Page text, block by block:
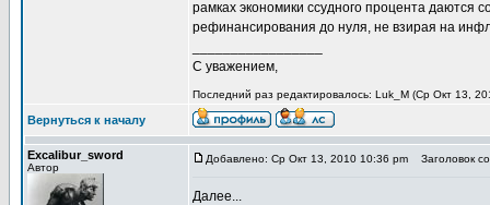
рамках экономики ссудного процента даются
рефинансирования до нуля, не взирая на
С уважением,
Последний раз редактировалось: Luk_M (Ср Окт 13,
Вернуться к началу
Excalibur_sword
Автор
Добавлено: Ср Окт 13, 2010 10:36 pm Заголовок
Далее...